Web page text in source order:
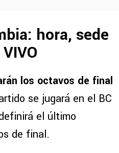
hora, sede
los octavos de final
se jugará en el BC
el último
de final.